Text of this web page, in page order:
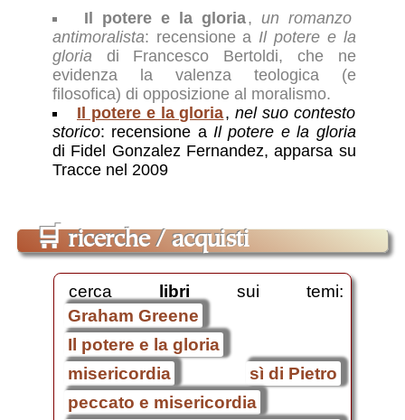
Il potere e la gloria,nel suo contesto
storico: recensione a Il potere e la gloria
di Fidel Gonzalez Fernandez, apparsa su
Tracce nel 2009
Il potere e la gloria, un romanzo
antimoralista: recensione a Il potere e la
gloria di Francesco Bertoldi, che ne
evidenza la valenza teologica (e
filosofica) di opposizione al moralismo.
🛒 ricerche / acquisti
cerca libri sui temi:
Graham Greene
Il potere e la gloria
misericordia
sì di Pietro
peccato e misericordia